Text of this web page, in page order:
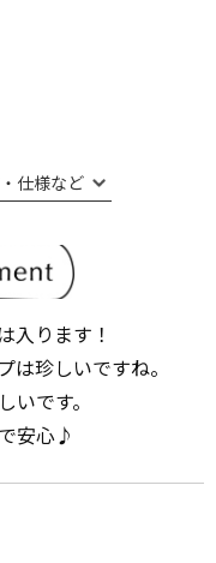
仕様など
入ります！
珍しいですね。
です。
安心♪